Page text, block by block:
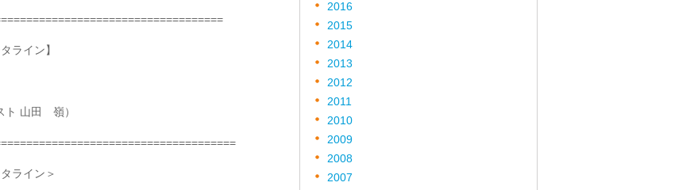
ライン】
山田 嶺）
ライン＞
2016
2015
2014
2013
2012
2011
2010
2009
2008
2007